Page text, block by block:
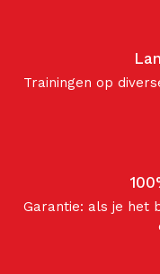
Trainingen op
Garantie: als je het